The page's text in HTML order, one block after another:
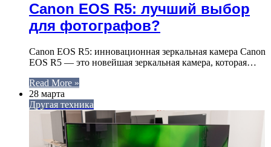
Canon EOS R5: лучший выбор
для фотографов?
Canon EOS R5: инновационная зеркальная камера Canon
EOS R5 — это новейшая зеркальная камера, которая…
Read More »
28 марта
Другая техника